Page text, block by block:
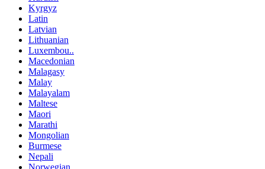
Kyrgyz
Latin
Latvian
Lithuanian
Luxembou..
Macedonian
Malagasy
Malay
Malayalam
Maltese
Maori
Marathi
Mongolian
Burmese
Nepali